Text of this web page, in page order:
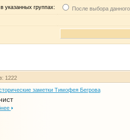
указанных группах: После выбора
1222
заметки Тимофея Бегрова